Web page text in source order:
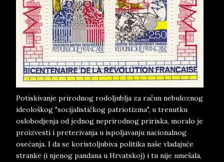
Potiskivanje prirodnog rodoljublja za račun nebuloznog
ideološkog "socijalističkog patriotizma", u trenutku
oslobodjenja od jednog neprirodnog pririska, moralo je
proizvesti i preterivanja u ispoljavanju nacionalnog
osećanja. I da se koristoljubiva politika naše vladajuće
stranke (i njenog pandana u Hrvatskoj) i tu nije umešala,